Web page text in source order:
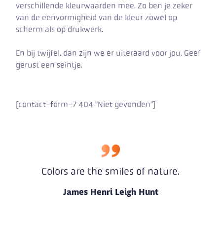
verschillende kleurwaarden mee. Zo ben je zeker
van de eenvormigheid van de kleur zowel op
scherm als op drukwerk.
En bij twijfel, dan zijn we er uiteraard voor jou. Geef
gerust een seintje.
[contact-form-7 404 "Niet gevonden"]
Colors are the smiles of nature.
James Henri Leigh Hunt